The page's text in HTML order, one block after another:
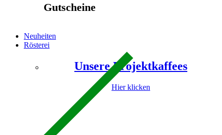
Gutscheine
Neuheiten
Rösterei
Unsere Projektkaffees
Hier klicken